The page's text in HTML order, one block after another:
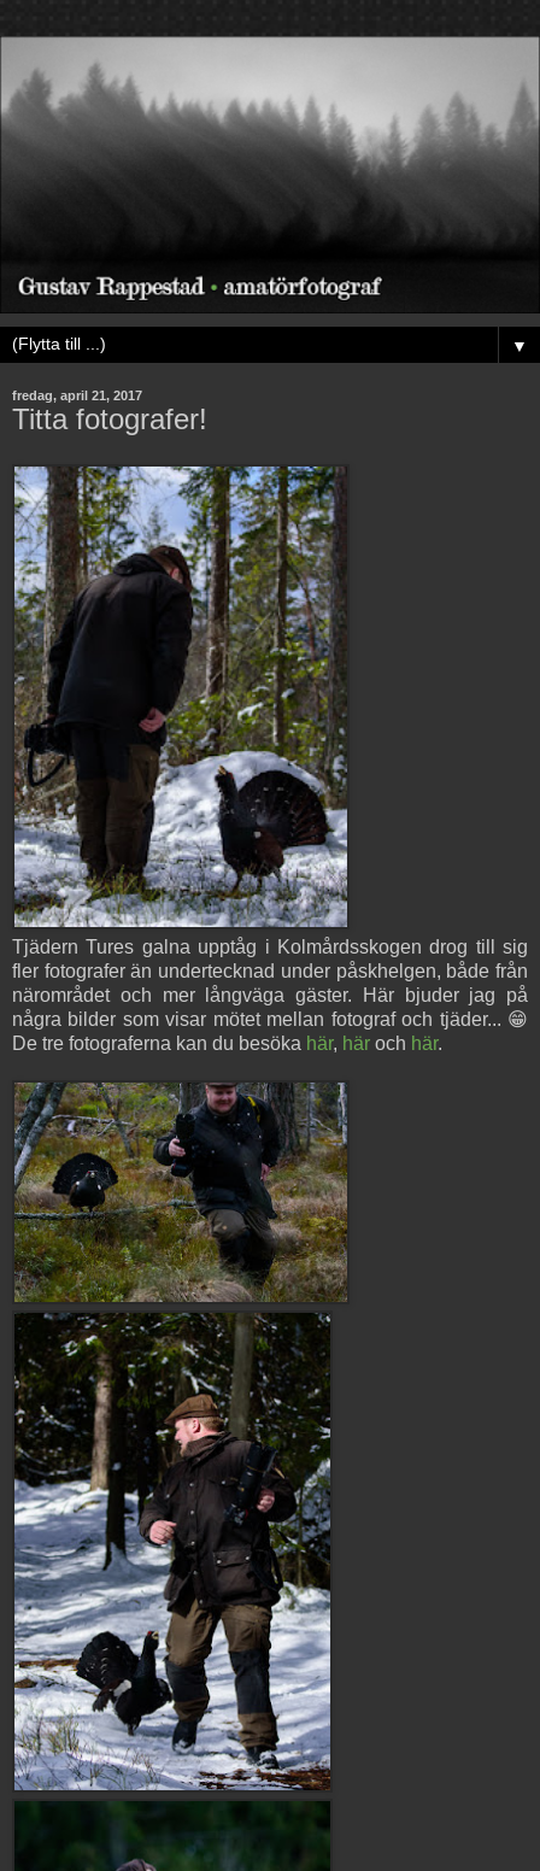
▼
fredag, april 21, 2017
Titta fotografer!
Tjädern Tures galna upptåg i Kolmårdsskogen drog till sig
fler fotografer än undertecknad under påskhelgen, både från
närområdet och mer långväga gäster. Här bjuder jag på
några bilder som visar mötet mellan fotograf och tjäder... 😁
De tre fotograferna kan du besöka här, här och här.